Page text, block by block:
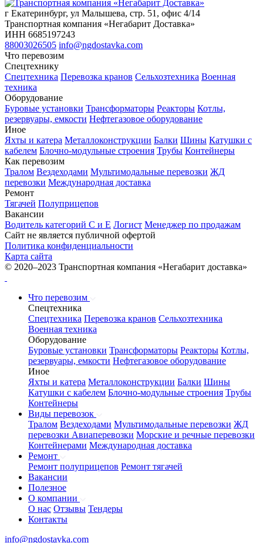
г Екатеринбург, ул Малышева, стр. 51, офис 4/14
Транспортная компания «Негабарит Доставка»
ИНН 6685197243
88003026505 info@ngdostavka.com
Что перевозим
Спецтехнику
Спецтехника Перевозка кранов Сельхозтехника Военная
техника
Оборудование
Буровые установки Трансформаторы Реакторы Котлы,
резервуары, емкости Нефтегазовое оборудование
Иное
Яхты и катера Металлоконструкции Балки Шины Катушки с
кабелем Блочно-модульные строения Трубы Контейнеры
Как перевозим
Тралом Вездеходами Мультимодальные перевозки ЖД
перевозки Международная доставка
Ремонт
Тягачей Полуприцепов
Вакансии
Водитель категорий С и Е Логист Менеджер по продажам
Сайт не является публичной офертой
Политика конфиденциальности
Карта сайта
© 2020–2023 Транспортная компания «Негабарит доставка»
Что перевозим
Спецтехника
Спецтехника Перевозка кранов Сельхозтехника
Военная техника
Оборудование
Буровые установки Трансформаторы Реакторы Котлы,
резервуары, емкости Нефтегазовое оборудование
Иное
Яхты и катера Металлоконструкции Балки Шины
Катушки с кабелем Блочно-модульные строения Трубы
Контейнеры
Виды перевозок
Тралом Вездеходами Мультимодальные перевозки ЖД
перевозки Авиаперевозки Морские и речные перевозки
Контейнерами Международная доставка
Ремонт
Ремонт полуприцепов Ремонт тягачей
Вакансии
Полезное
О компании
О нас Отзывы Тендеры
Контакты
info@ngdostavka.com